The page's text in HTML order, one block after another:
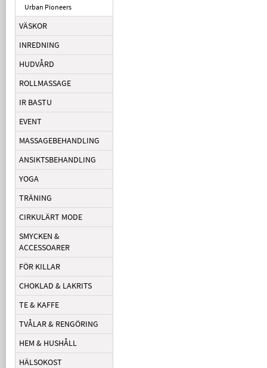
Urban Pioneers
VÄSKOR
INREDNING
HUDVÅRD
ROLLMASSAGE
IR BASTU
EVENT
MASSAGEBEHANDLING
ANSIKTSBEHANDLING
YOGA
TRÄNING
CIRKULÄRT MODE
SMYCKEN &
ACCESSOARER
FÖR KILLAR
CHOKLAD & LAKRITS
TE & KAFFE
TVÅLAR & RENGÖRING
HEM & HUSHÅLL
HÄLSOKOST